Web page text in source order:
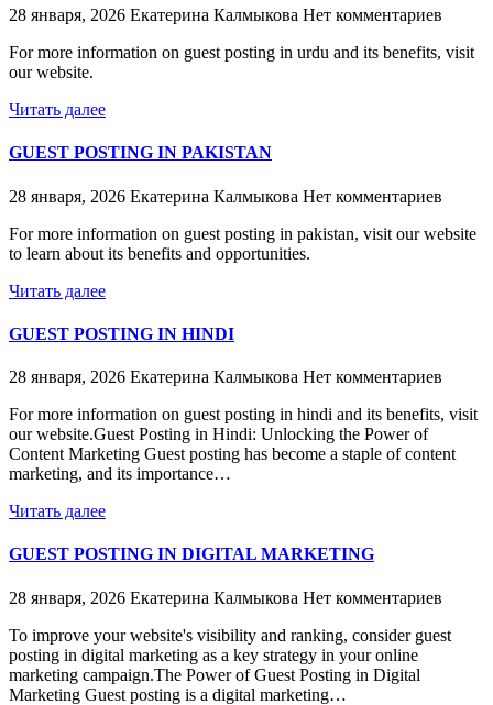
28 января, 2026 Екатерина Калмыкова Нет комментариев
For more information on guest posting in urdu and its benefits, visit
our website.
Читать далее
GUEST POSTING IN PAKISTAN
28 января, 2026 Екатерина Калмыкова Нет комментариев
For more information on guest posting in pakistan, visit our website
to learn about its benefits and opportunities.
Читать далее
GUEST POSTING IN HINDI
28 января, 2026 Екатерина Калмыкова Нет комментариев
For more information on guest posting in hindi and its benefits, visit
our website.Guest Posting in Hindi: Unlocking the Power of
Content Marketing Guest posting has become a staple of content
marketing, and its importance…
Читать далее
GUEST POSTING IN DIGITAL MARKETING
28 января, 2026 Екатерина Калмыкова Нет комментариев
To improve your website's visibility and ranking, consider guest
posting in digital marketing as a key strategy in your online
marketing campaign.The Power of Guest Posting in Digital
Marketing Guest posting is a digital marketing…